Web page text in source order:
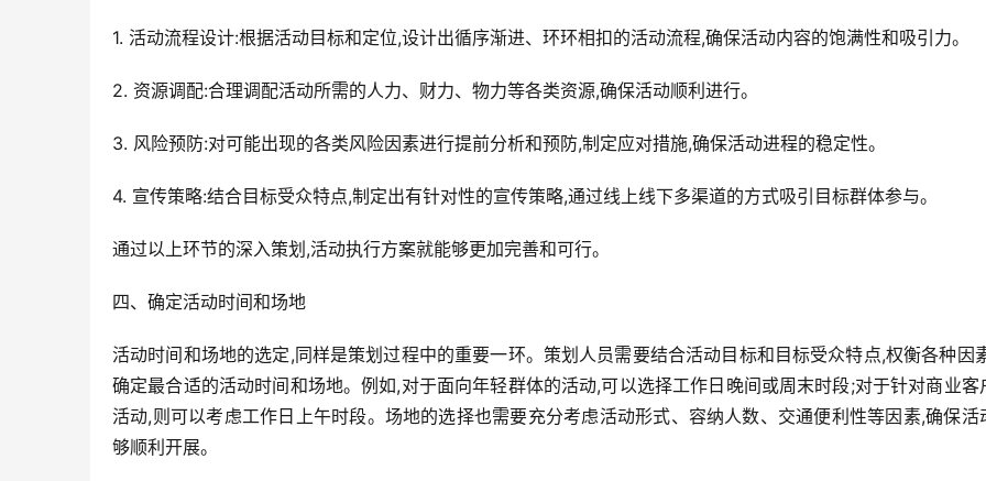
1. 活动流程设计:根据活动目标和定位,设计出循序渐进、环环相扣的活动流程,确保活动内容的饱满性和吸引力。
2. 资源调配:合理调配活动所需的人力、财力、物力等各类资源,确保活动顺利进行。
3. 风险预防:对可能出现的各类风险因素进行提前分析和预防,制定应对措施,确保活动进程的稳定性。
4. 宣传策略:结合目标受众特点,制定出有针对性的宣传策略,通过线上线下多渠道的方式吸引目标群体参与。
通过以上环节的深入策划,活动执行方案就能够更加完善和可行。
四、确定活动时间和场地
活动时间和场地的选定,同样是策划过程中的重要一环。策划人员需要结合活动目标和目标受众特点,权衡各种因
确定最合适的活动时间和场地。例如,对于面向年轻群体的活动,可以选择工作日晚间或周末时段;对于针对商业客
活动,则可以考虑工作日上午时段。场地的选择也需要充分考虑活动形式、容纳人数、交通便利性等因素,确保活
够顺利开展。